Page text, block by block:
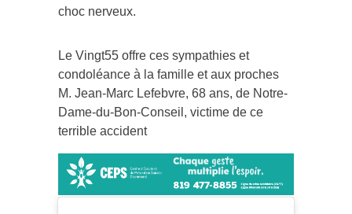
choc nerveux.
Le Vingt55 offre ces sympathies et
condoléance à la famille et aux proches
M. Jean-Marc Lefebvre, 68 ans, de Notre-
Dame-du-Bon-Conseil, victime de ce
terrible accident